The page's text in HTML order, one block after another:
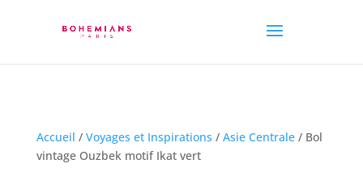
Accueil / Voyages et Inspirations / Asie Centrale/ Bol
vintage Ouzbek motif Ikat vert